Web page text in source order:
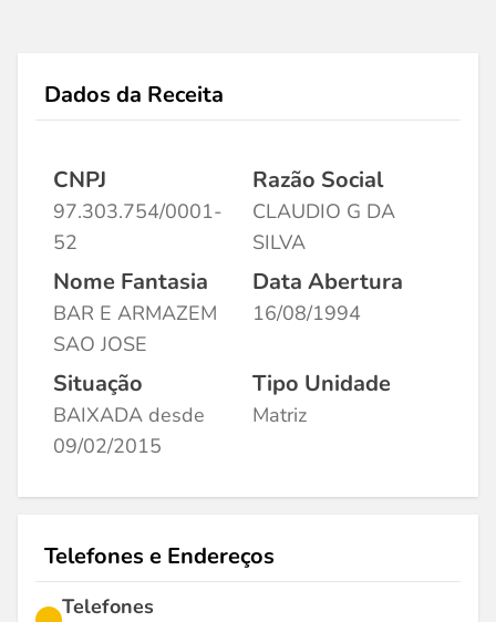
Dados da Receita
CNPJ
97.303.754/0001-
52
Razão Social
CLAUDIO G DA
SILVA
Nome Fantasia
BAR E ARMAZEM
SAO JOSE
Data Abertura
16/08/1994
Situação
BAIXADA desde
09/02/2015
Tipo Unidade
Matriz
Telefones e Endereços
Telefones